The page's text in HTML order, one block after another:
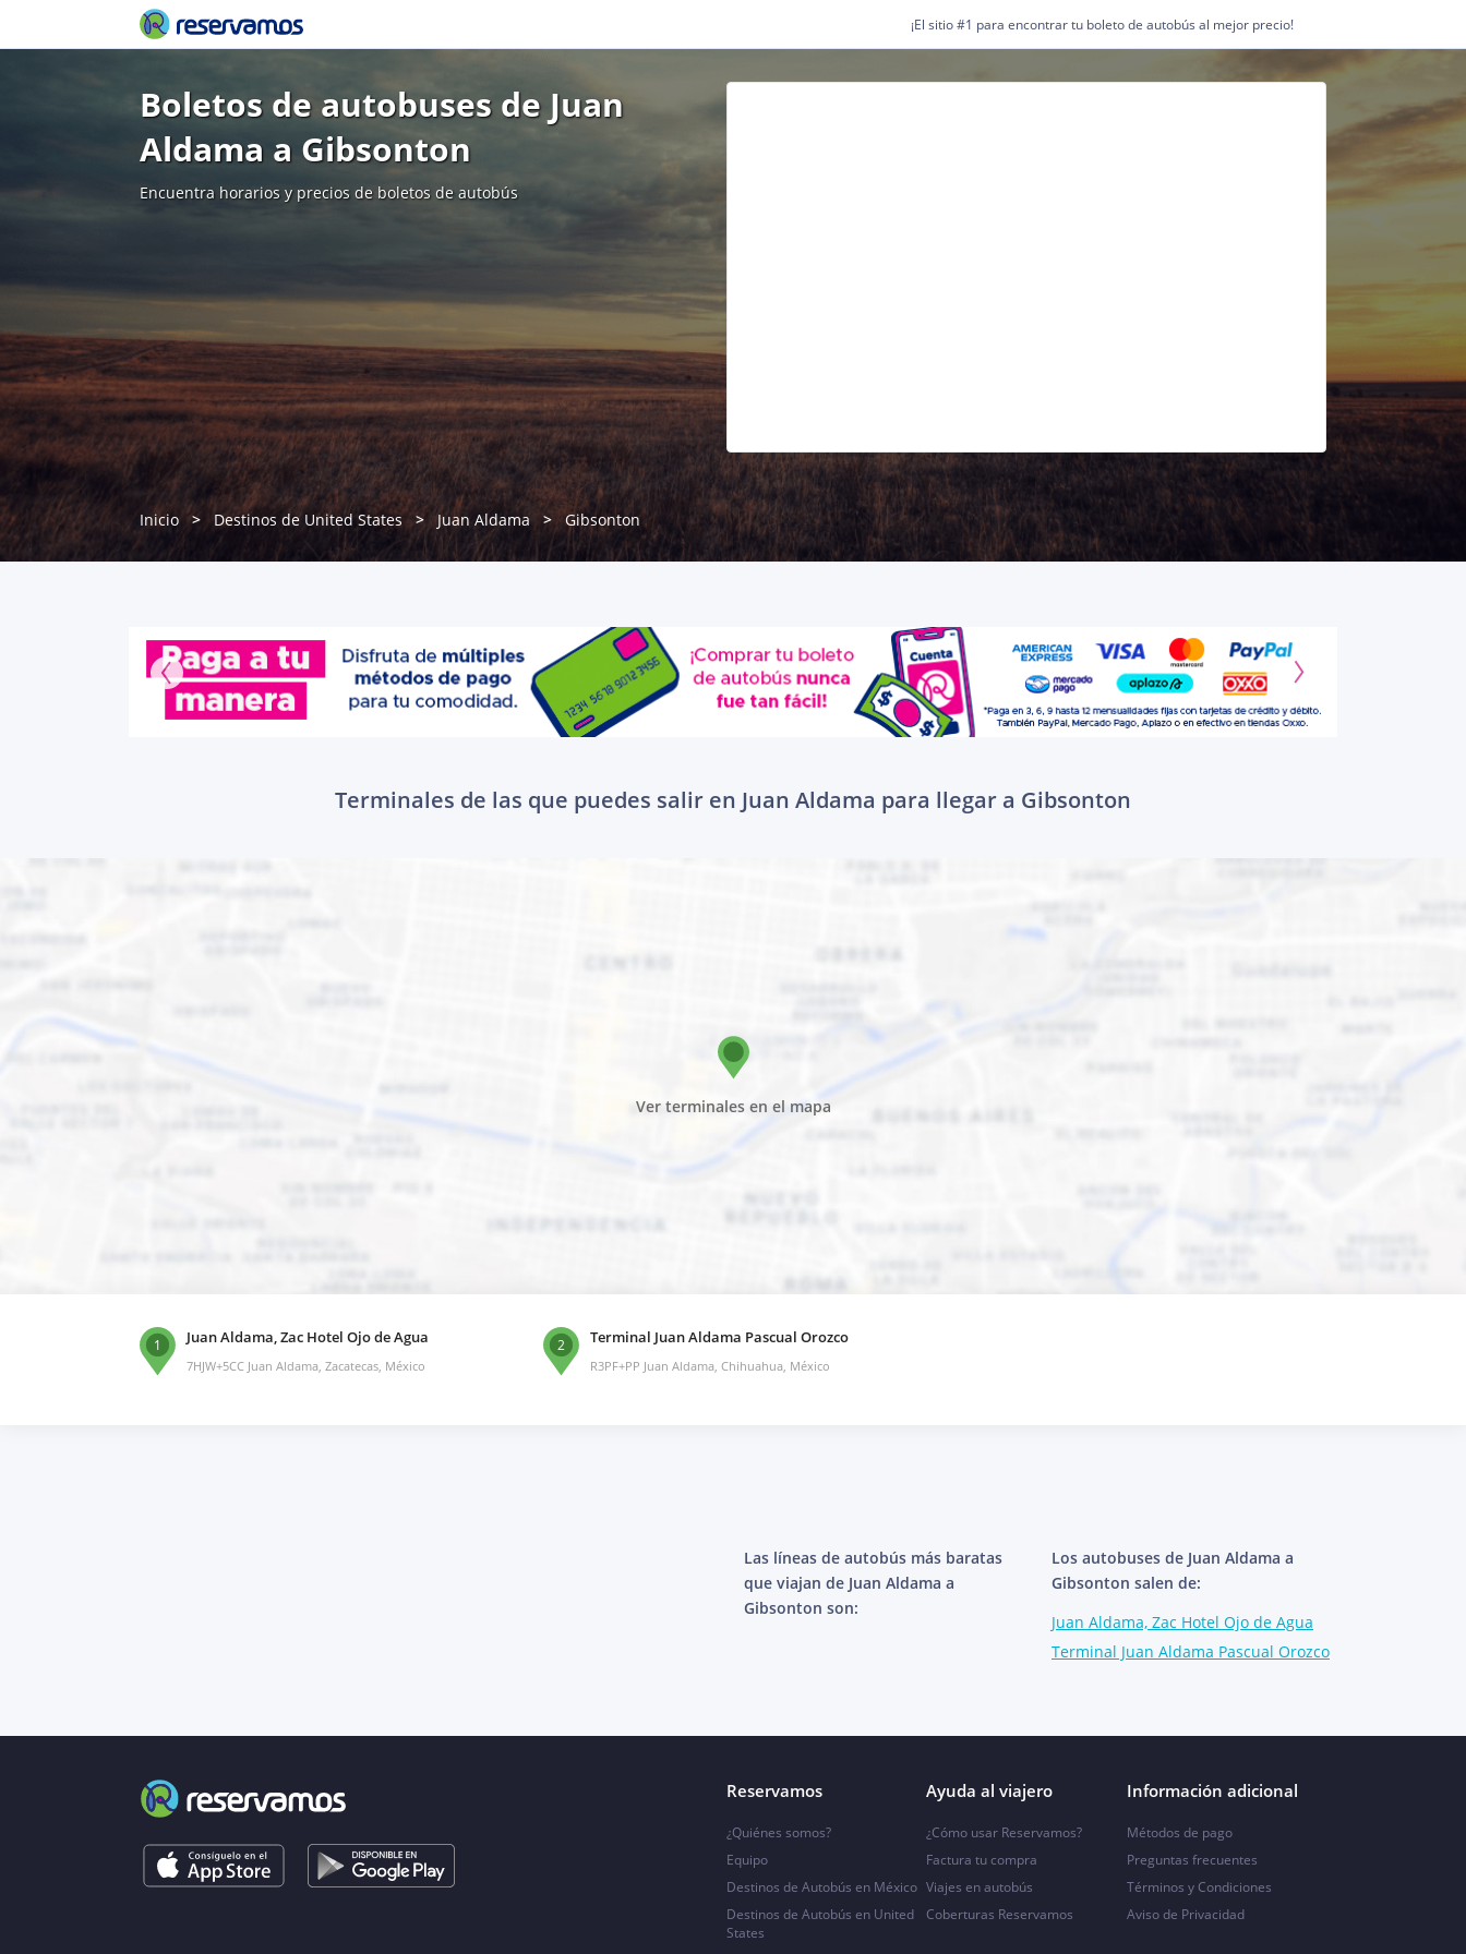
¡El sitio #1 para encontrar tu boleto de autobús al mejor precio!
Boletos de autobuses de Juan
Aldama a Gibsonton
Encuentra horarios y precios de boletos de autobús
Inicio Destinos de United States Juan Aldama Gibsonton
Terminales de las que puedes salir en Juan Aldama para llegar a Gibsonton
Ver terminales en el mapa
1 Juan Aldama, Zac Hotel Ojo de Agua
7HJW+5CC Juan Aldama, Zacatecas, México
2 Terminal Juan Aldama Pascual Orozco
R3PF+PP Juan Aldama, Chihuahua, México
Las líneas de autobús más baratas
que viajan de Juan Aldama a
Gibsonton son:
Los autobuses de Juan Aldama a
Gibsonton salen de:
Juan Aldama, Zac Hotel Ojo de Agua
Terminal Juan Aldama Pascual Orozco
Reservamos
¿Quiénes somos?
Equipo
Destinos de Autobús en México
Destinos de Autobús en United
States
Ayuda al viajero
¿Cómo usar Reservamos?
Factura tu compra
Viajes en autobús
Coberturas Reservamos
Información adicional
Métodos de pago
Preguntas frecuentes
Términos y Condiciones
Aviso de Privacidad